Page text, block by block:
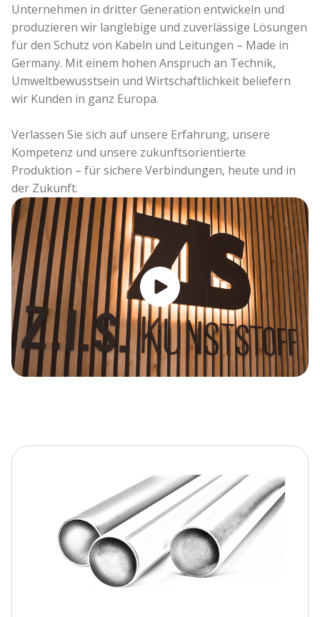
Unternehmen in dritter Generation entwickeln und
produzieren wir langlebige und zuverlässige Lösungen
für den Schutz von Kabeln und Leitungen – Made in
Germany. Mit einem hohen Anspruch an Technik,
Umweltbewusstsein und Wirtschaftlichkeit beliefern
wir Kunden in ganz Europa.
Verlassen Sie sich auf unsere Erfahrung, unsere
Kompetenz und unsere zukunftsorientierte
Produktion – für sichere Verbindungen, heute und in
der Zukunft.